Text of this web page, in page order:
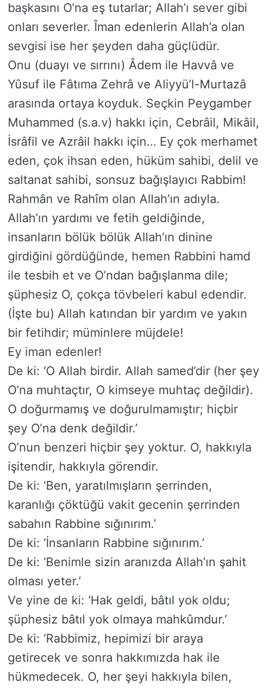
başkasını O’na eş tutarlar; Allah’ı sever gibi
onları severler. Îman edenlerin Allah’a olan
sevgisi ise her şeyden daha güçlüdür.
Onu (duayı ve sırrını) Âdem ile Havvâ ve
Yûsuf ile Fâtıma Zehrâ ve Aliyyü’l-Murtazâ
arasında ortaya koyduk. Seçkin Peygamber
Muhammed (s.a.v) hakkı için, Cebrâil, Mikâil,
İsrâfil ve Azrâil hakkı için… Ey çok merhamet
eden, çok ihsan eden, hüküm sahibi, delil ve
saltanat sahibi, sonsuz bağışlayıcı Rabbim!
Rahmân ve Rahîm olan Allah’ın adıyla.
Allah’ın yardımı ve fetih geldiğinde,
insanların bölük bölük Allah’ın dinine
girdiğini gördüğünde, hemen Rabbini hamd
ile tesbih et ve O’ndan bağışlanma dile;
şüphesiz O, çokça tövbeleri kabul edendir.
(İşte bu) Allah katından bir yardım ve yakın
bir fetihdir; müminlere müjdele!
Ey iman edenler!
De ki: ‘O Allah birdir. Allah samed’dir (her şey
O’na muhtaçtır, O kimseye muhtaç değildir).
O doğurmamış ve doğurulmamıştır; hiçbir
şey O’na denk değildir.’
O’nun benzeri hiçbir şey yoktur. O, hakkıyla
işitendir, hakkıyla görendir.
De ki: ‘Ben, yaratılmışların şerrinden,
karanlığı çöktüğü vakit gecenin şerrinden
sabahın Rabbine sığınırım.’
De ki: ‘İnsanların Rabbine sığınırım.’
De ki: ‘Benimle sizin aranızda Allah’ın şahit
olması yeter.’
Ve yine de ki: ‘Hak geldi, bâtıl yok oldu;
şüphesiz bâtıl yok olmaya mahkûmdur.’
De ki: ‘Rabbimiz, hepimizi bir araya
getirecek ve sonra hakkımızda hak ile
hükmedecek. O, her şeyi hakkıyla bilen,